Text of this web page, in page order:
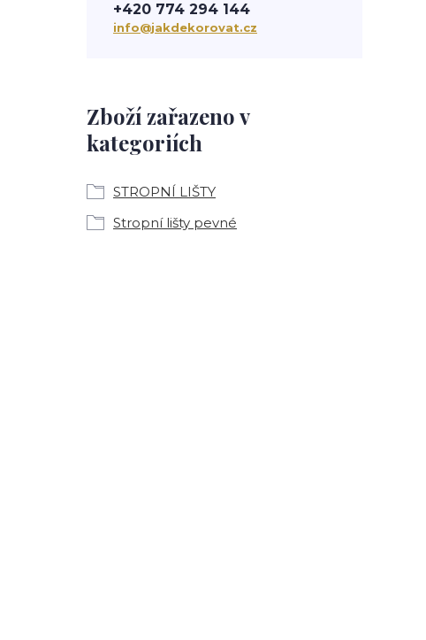
Zboží zařazeno v
kategoriích
STROPNÍ LIŠTY
Stropní lišty pevné
+420 774 294 144
info@jakdekorovat.cz